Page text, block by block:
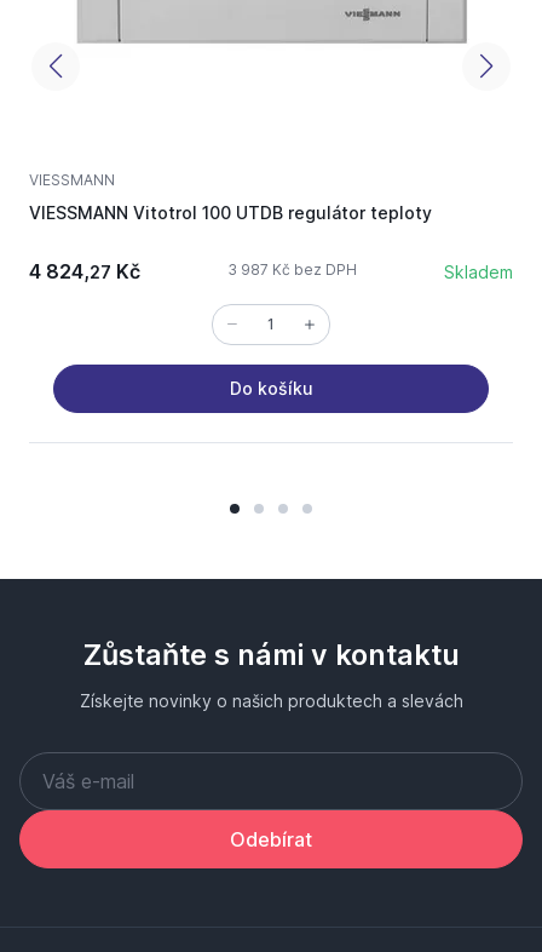
VIESSMANN
VIESSMANN Vitotrol 100 UTDB regulátor teploty
4 824,27 Kč 3 987 Kč bez DPH Skladem
Do košíku
Zůstaňte s námi v kontaktu
Získejte novinky o našich produktech a slevách
Odebírat